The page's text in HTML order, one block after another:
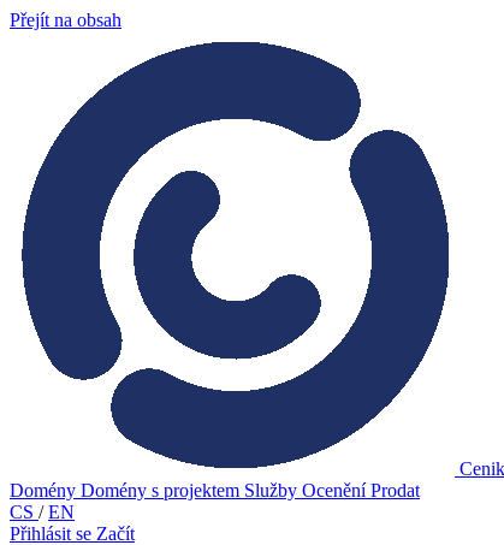
Přejít na obsah
Domény Domény s projektem Služby OceněníProdat
CS / EN
Přihlásit se Začít